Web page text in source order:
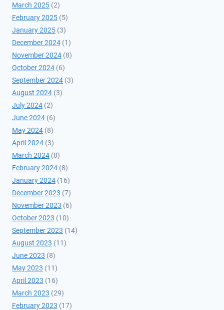
March 2025 (2)
February 2025 (5)
January 2025 (3)
December 2024 (1)
November 2024 (8)
October 2024 (6)
September 2024 (3)
August 2024 (3)
July 2024 (2)
June 2024 (6)
May 2024 (8)
April 2024 (3)
March 2024 (8)
February 2024 (8)
January 2024 (16)
December 2023 (7)
November 2023 (6)
October 2023 (10)
September 2023 (14)
August 2023 (11)
June 2023 (8)
May 2023 (11)
April 2023 (16)
March 2023 (29)
February 2023 (17)